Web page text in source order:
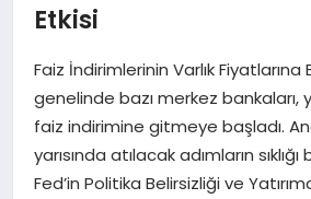
TEKNOLOJI
EKONOMI
MAGAZIN
Etkisi
Faiz İndirimlerinin Varlık Fiyatlarına
genelinde bazı merkez bankaları,
faiz indirimine gitmeye başladı.
yarısında atılacak adımların
Fed’in Politika Belirsizliği ve